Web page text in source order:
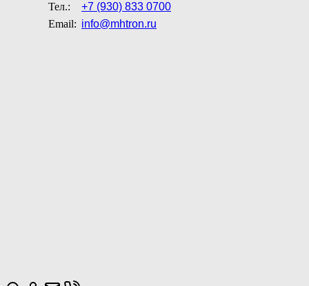
Тел.:
+7 (930) 833 0700
Email: info@mhtron.ru